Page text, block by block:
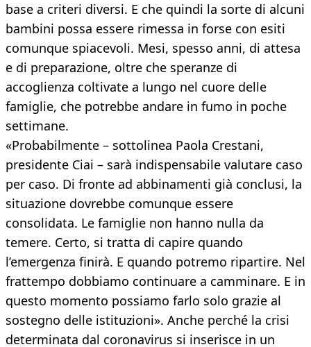
base a criteri diversi. E che quindi la sorte di alcuni
bambini possa essere rimessa in forse con esiti
comunque spiacevoli. Mesi, spesso anni, di attesa
e di preparazione, oltre che speranze di
accoglienza coltivate a lungo nel cuore delle
famiglie, che potrebbe andare in fumo in poche
settimane.
«Probabilmente – sottolinea Paola Crestani,
presidente Ciai – sarà indispensabile valutare caso
per caso. Di fronte ad abbinamenti già conclusi, la
situazione dovrebbe comunque essere
consolidata. Le famiglie non hanno nulla da
temere. Certo, si tratta di capire quando
l’emergenza finirà. E quando potremo ripartire. Nel
frattempo dobbiamo continuare a camminare. E in
questo momento possiamo farlo solo grazie al
sostegno delle istituzioni». Anche perché la crisi
determinata dal coronavirus si inserisce in un